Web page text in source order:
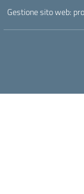
Gestione sito web: